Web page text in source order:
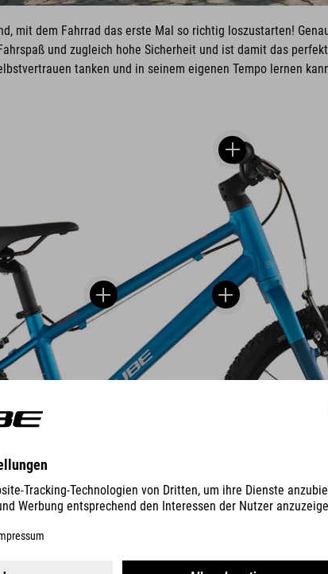
mit dem Fahrrad das erste Mal so richtig loszustarten!
und zugleich hohe Sicherheit und ist damit das
tanken und in seinem eigenen Tempo lernen